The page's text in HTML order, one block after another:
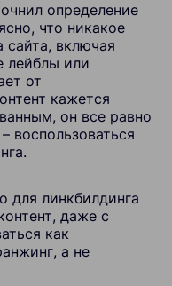
определение
что никакое
сайта, включая
лейблы или
от
кажется
он все равно
воспользоваться
для линкбилдинга
даже с
как
а не